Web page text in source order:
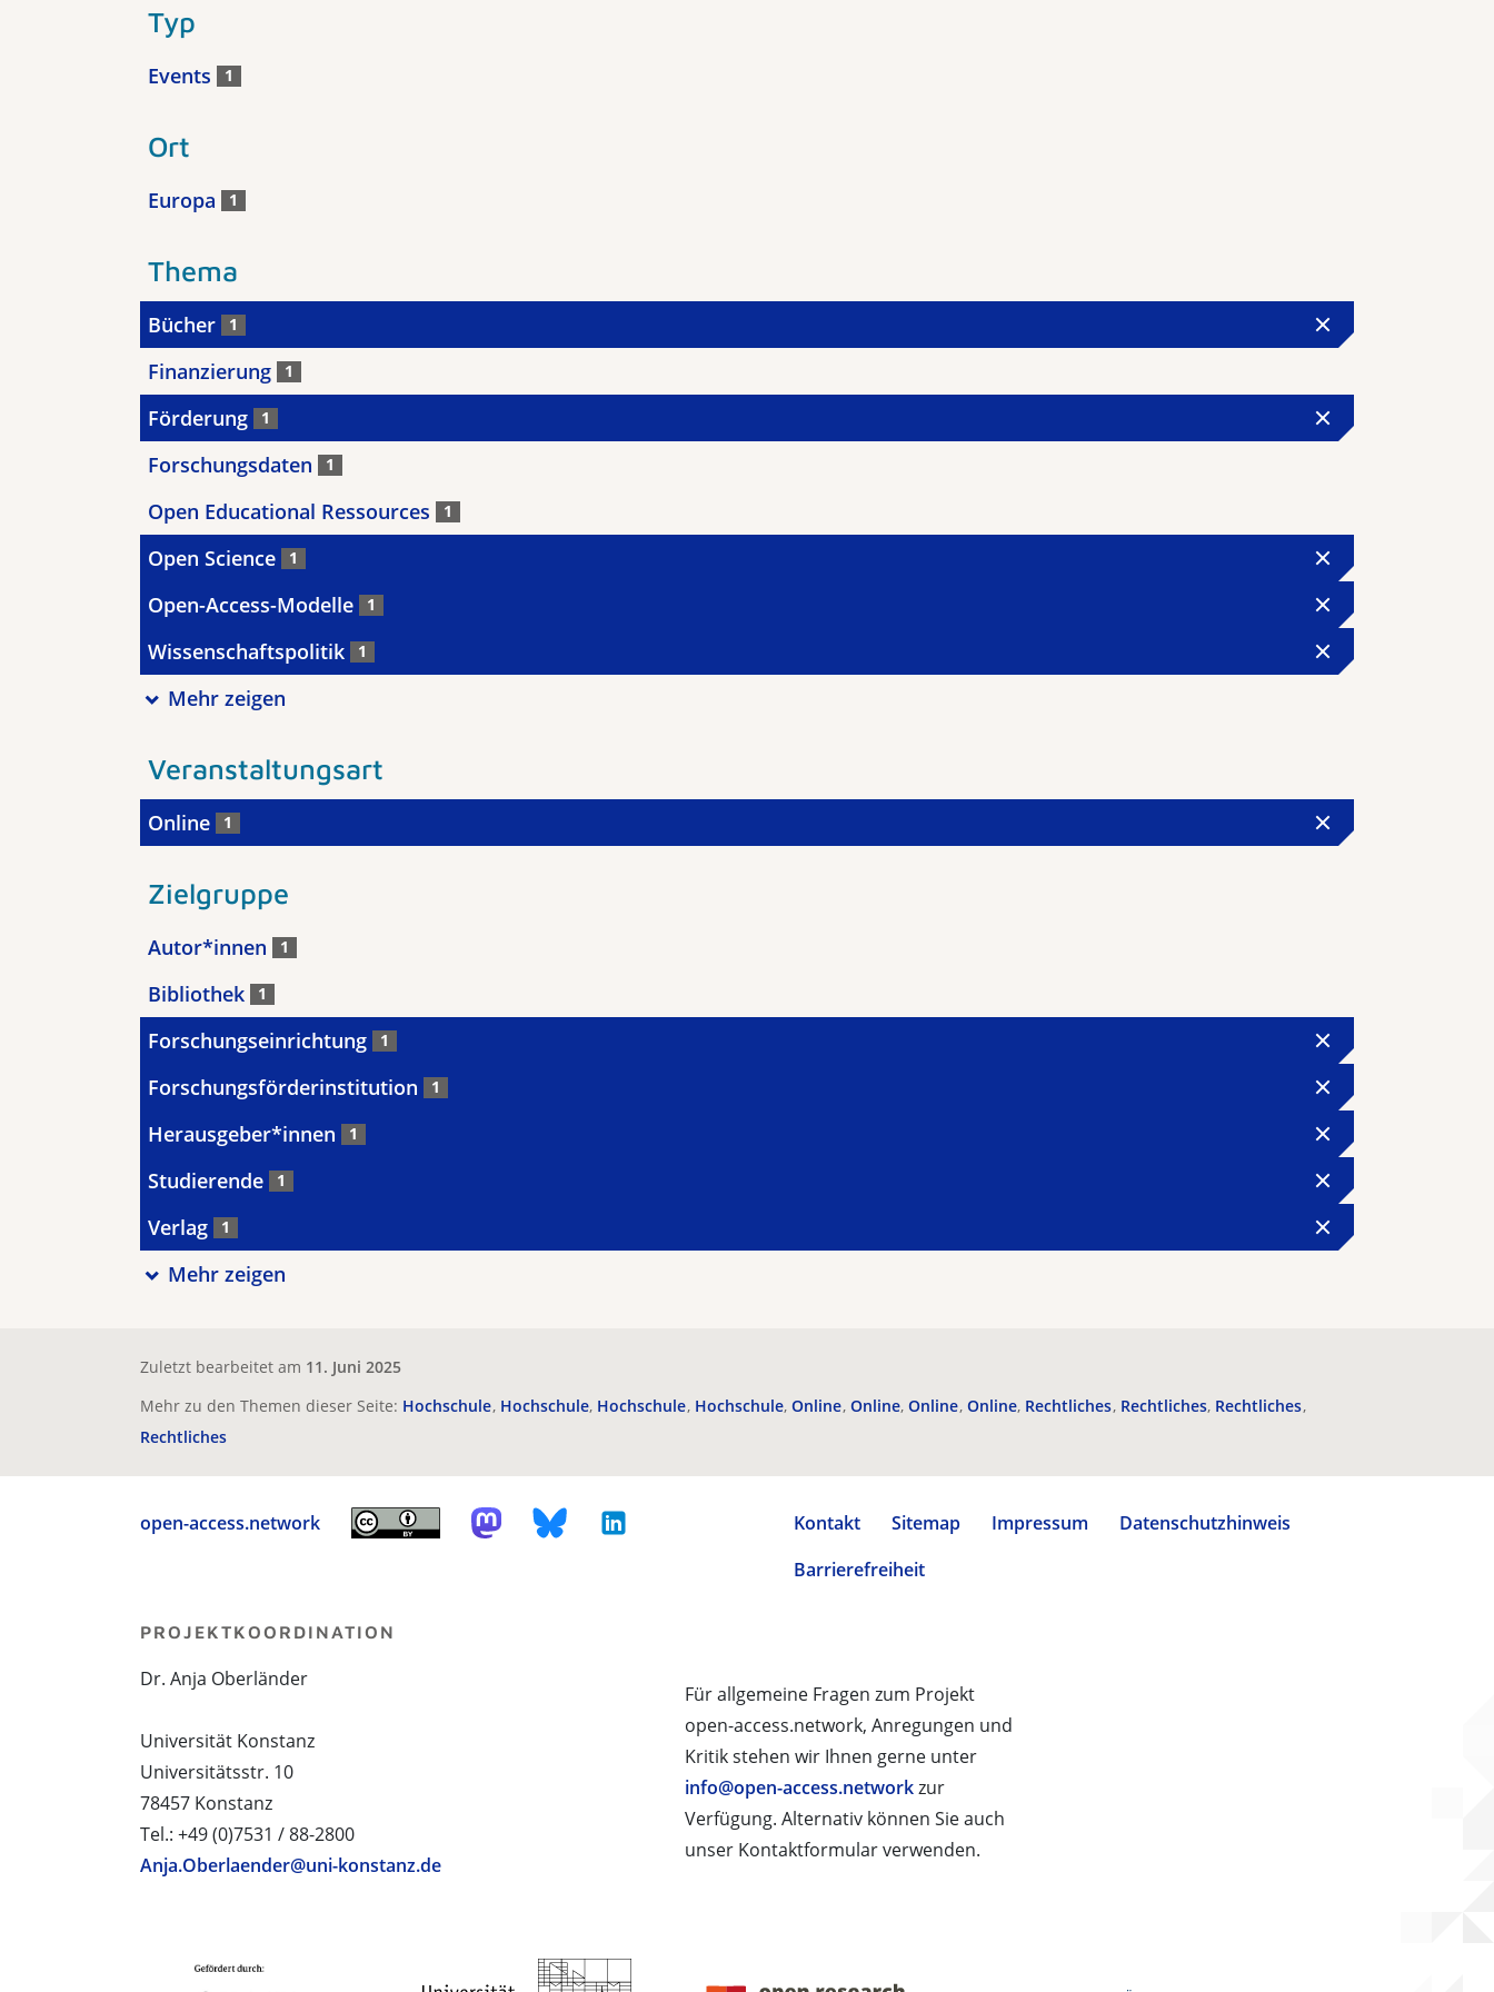
Typ
Events 1
Ort
Europa 1
Thema
Bücher 1
Finanzierung 1
Förderung 1
Forschungsdaten 1
Open Educational Ressources 1
Open Science 1
Open-Access-Modelle 1
Wissenschaftspolitik 1
Mehr zeigen
Veranstaltungsart
Online 1
Zielgruppe
Autor*innen 1
Bibliothek 1
Forschungseinrichtung 1
Forschungsförderinstitution 1
Herausgeber*innen 1
Studierende 1
Verlag 1
Mehr zeigen
Zuletzt bearbeitet am 11. Juni 2025
Mehr zu den Themen dieser Seite: Hochschule Hochschule Hochschule Hochschule Online Online Online Online Rechtliches Rechtliches Rechtliches
Rechtliches
open-access.network Kontakt Sitemap Impressum
Datenschutzhinweis
Barrierefreiheit
Für allgemeine Fragen zum Projekt
open-access.network, Anregungen und
Kritik stehen wir Ihnen gerne unter
info@open-access.networkzur
Verfügung. Alternativ können Sie auch
unser Kontaktformular verwenden.
PROJEKTKOORDINATION
Dr. Anja Oberländer
Universität Konstanz
Universitätsstr. 10
78457 Konstanz
Tel.: +49 (0)7531 / 88-2800
Anja.Oberlaender@uni-konstanz.de